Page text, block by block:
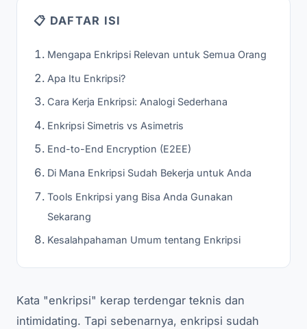
📋 DAFTAR ISI
Mengapa Enkripsi Relevan untuk Semua Orang
Apa Itu Enkripsi?
Cara Kerja Enkripsi: Analogi Sederhana
Enkripsi Simetris vs Asimetris
End-to-End Encryption (E2EE)
Di Mana Enkripsi Sudah Bekerja untuk Anda
Tools Enkripsi yang Bisa Anda Gunakan
Sekarang
Kesalahpahaman Umum tentang Enkripsi
Kata "enkripsi" kerap terdengar teknis dan
intimidating. Tapi sebenarnya, enkripsi sudah